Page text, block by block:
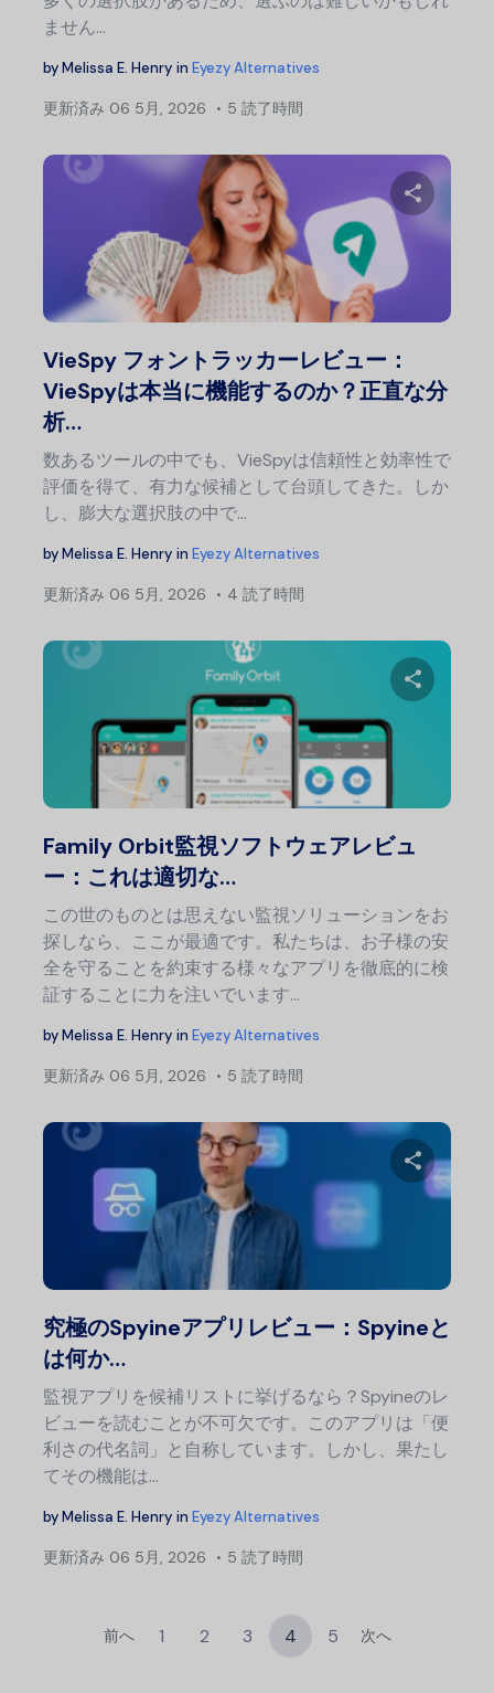
ません…
byMelissa E. Henry in Eyezy Alternatives
更新済み 06 5月, 2026 5 読了時間
この
VieSpy フォントラッカーレビュー：
VieSpyは本当に機能するのか？正直な分
析…
数あるツールの中でも、VieSpyは信頼性と効率性で
評価を得て、有力な候補として台頭してきた。しか
し、膨大な選択肢の中で…
byMelissa E. Henry in Eyezy Alternatives
更新済み 06 5月, 2026 4 読了時間
Family Orbit監視ソフトウェアレビュ
ー：これは適切な…
この世のものとは思えない監視ソリューションをお
探しなら、ここが最適です。私たちは、お子様の安
全を守ることを約束する様々なアプリを徹底的に検
証することに力を注いでいます…
byMelissa E. Henry in Eyezy Alternatives
更新済み 06 5月, 2026 5 読了時間
この
究極のSpyineアプリレビュー：Spyineと
は何か…
監視アプリを候補リストに挙げるなら？Spyineのレ
ビューを読むことが不可欠です。このアプリは「便
利さの代名詞」と自称しています。しかし、果たし
てその機能は…
byMelissa E. Henry in Eyezy Alternatives
更新済み 06 5月, 2026 5 読了時間
投
稿
ナ
ー
前へ 1 2 3 4 5 次へ